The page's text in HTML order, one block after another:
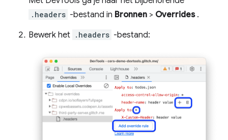
.headers -bestand in Bronnen > Overrides.
Bewerk het .headers -bestand: